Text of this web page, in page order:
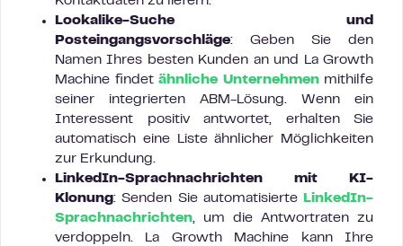
Lookalike-Suche und
Posteingangsvorschläge: Geben Sie den
Namen Ihres besten Kunden an und La Growth
Machine findet ähnliche Unternehmenmithilfe
seiner integrierten ABM-Lösung. Wenn ein
Interessent positiv antwortet, erhalten Sie
automatisch eine Liste ähnlicher Möglichkeiten
zur Erkundung.
LinkedIn-Sprachnachrichten mit KI-
Klonung: Senden Sie automatisierte
LinkedIn-
Sprachnachrichten, um die Antwortraten zu
verdoppeln. La Growth Machine kann Ihre